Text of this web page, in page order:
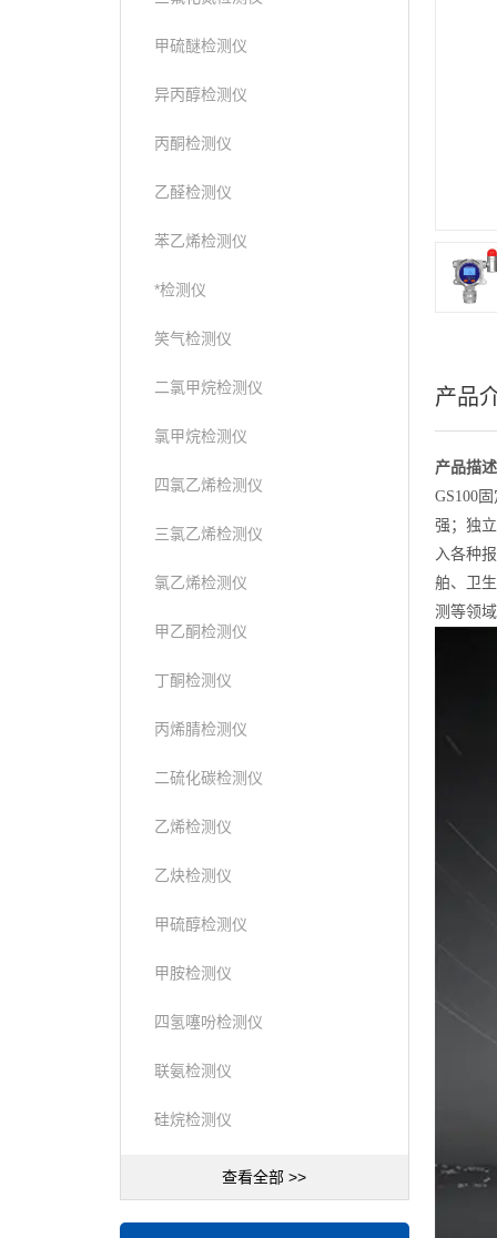
甲硫醚检测仪
异丙醇检测仪
丙酮检测仪
乙醛检测仪
苯乙烯检测仪
*检测仪
笑气检测仪
二氯甲烷检测仪
氯甲烷检测仪
四氯乙烯检测仪
三氯乙烯检测仪
氯乙烯检测仪
甲乙酮检测仪
丁酮检测仪
丙烯腈检测仪
二硫化碳检测仪
乙烯检测仪
乙炔检测仪
甲硫醇检测仪
甲胺检测仪
四氢噻吩检测仪
联氨检测仪
硅烷检测仪
查看全部 >>
产品
产品描述
GS100
强；独
入各种
舶、卫
测等领